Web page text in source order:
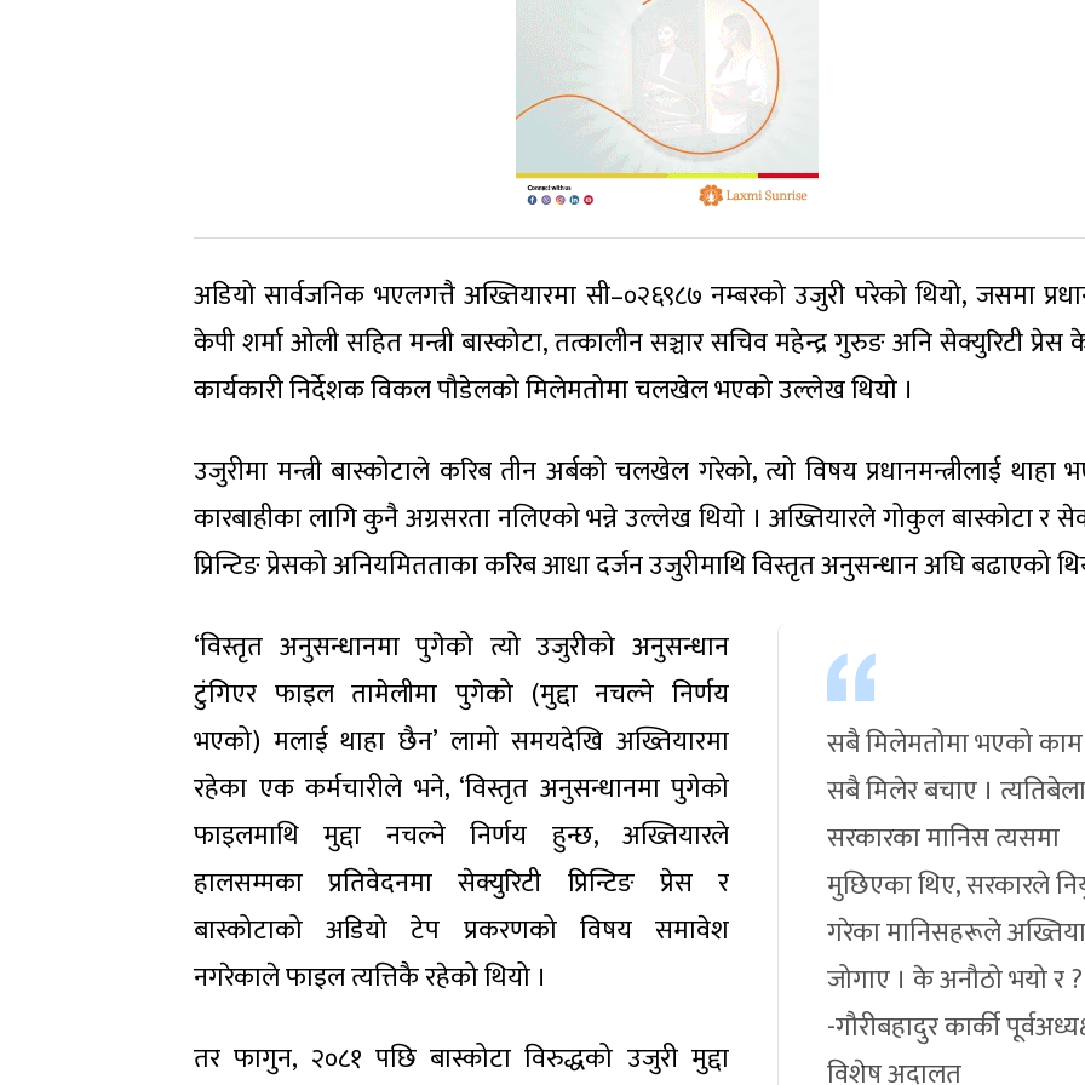
अडियो सार्वजनिक भएलगत्तै अख्तियारमा सी–०२६९८७ नम्बरको उजुरी परेको थियो, जसमा
केपी शर्मा ओली सहित मन्त्री बास्कोटा, तत्कालीन सञ्चार सचिव महेन्द्र गुरुङ अनि सेक्युरिटी प्रेस
कार्यकारी निर्देशक विकल पौडेलको मिलेमतोमा चलखेल भएको उल्लेख थियो ।
उजुरीमा मन्त्री बास्कोटाले करिब तीन अर्बको चलखेल गरेको, त्यो विषय प्रधानमन्त्रीलाई थाहा
कारबाहीका लागि कुनै अग्रसरता नलिएको भन्ने उल्लेख थियो । अख्तियारले गोकुल बास्कोटा र
प्रिन्टिङ प्रेसको अनियमितताका करिब आधा दर्जन उजुरीमाथि विस्तृत अनुसन्धान अघि बढाएको
सबै मिलेमतोमा भएको काम
सबै मिलेर बचाए ।
सरकारका मानिस त्यसमा
मुछिएका थिए, सरकारले
गरेका मानिसहरूले
जोगाए । के अनौठो भयो र ?
-गौरीबहादुर कार्की
विशेष अदालत
‘विस्तृत अनुसन्धानमा पुगेको त्यो उजुरीको अनुसन्धान
टुंगिएर फाइल तामेलीमा पुगेको (मुद्दा नचल्ने निर्णय
भएको) मलाई थाहा छैन’ लामो समयदेखि अख्तियारमा
रहेका एक कर्मचारीले भने, ‘विस्तृत अनुसन्धानमा पुगेको
फाइलमाथि मुद्दा नचल्ने निर्णय हुन्छ, अख्तियारले
हालसम्मका प्रतिवेदनमा सेक्युरिटी प्रिन्टिङ प्रेस र
बास्कोटाको अडियो टेप प्रकरणको विषय समावेश
नगरेकाले फाइल त्यत्तिकै रहेको थियो ।
तर फागुन, २०८१ पछि बास्कोटा विरुद्धको उजुरी मुद्दा